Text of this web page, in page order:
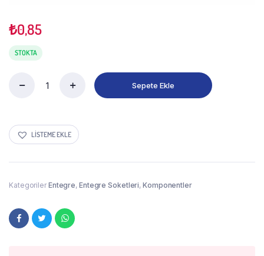
₺0,85
STOKTA
Sepete Ekle
LISTEME EKLE
Kategoriler Entegre, Entegre Soketleri,Komponentler